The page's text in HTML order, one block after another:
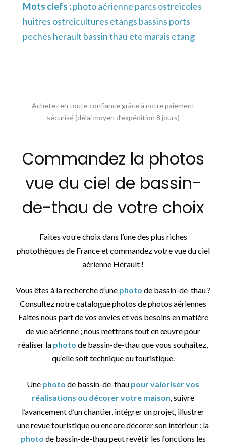
Mots clefs :photo aérienne parcs ostreicoles
huitres ostreicultures etangs bassins ports
peches herault bassin thau ete marais etang
Achetez en toute confiance grâce à notre paiement
sécurisé (délai moyen d’expédition 8 jours)
Commandez la photos
vue du ciel de bassin-
de-thau de votre choix
Faites votre choix dans l’une des plus riches
photothèques de France et commandez votre vue du ciel
aérienne Hérault !
Vous êtes à la recherche d’une photo de bassin-de-thau ?
Consultez notre catalogue photos de photos aériennes
Faites nous part de vos envies et vos besoins en matière
de vue aérienne ; nous mettrons tout en œuvre pour
réaliser la photo de bassin-de-thau que vous souhaitez,
qu’elle soit technique ou touristique.
Une photo de bassin-de-thau pour valoriser vos
réalisations ou décorer votre maison, suivre
l’avancement d’un chantier, intégrer un projet, illustrer
une revue touristique ou encore décorer son intérieur : la
photo de bassin-de-thau peut revêtir les fonctions les